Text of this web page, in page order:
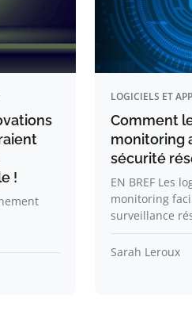
!
LOGICIELS ET
Comment
monitoring
sécurité
EN BREF Les
monitoring
surveillance
Sarah Leroux